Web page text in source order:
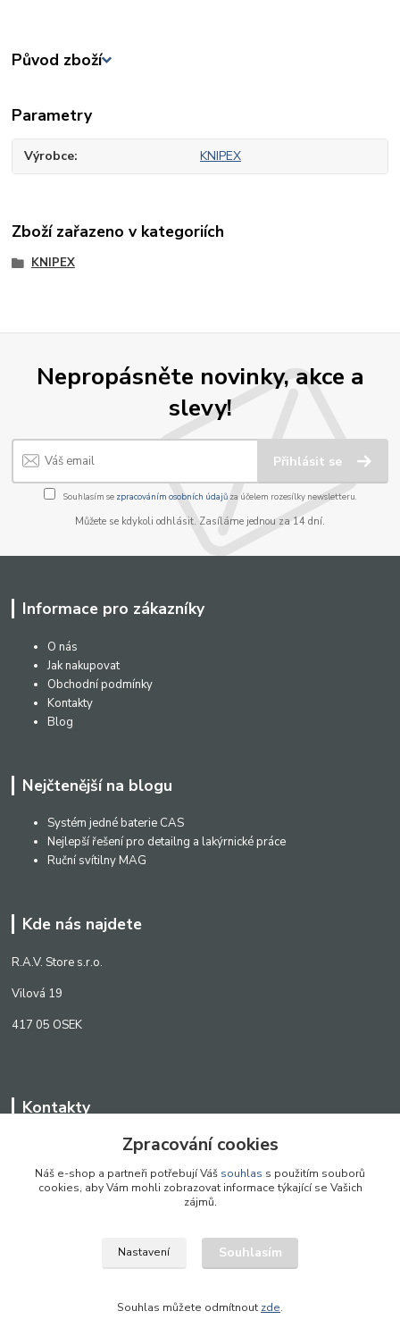
Původ zboží
Parametry
Výrobce KNIPEX
Zboží zařazeno v kategoriích
KNIPEX
Nepropásněte novinky, akce a
slevy!
Přihlásit se
Souhlasím se zpracováním osobních údajůza účelem rozesílky newsletteru.
Můžete se kdykoli odhlásit. Zasíláme jednou za 14 dní.
Informace pro zákazníky
O nás
Jak nakupovat
Obchodní podmínky
Kontakty
Blog
Nejčtenější na blogu
Systém jedné baterie CAS
Nejlepší řešení pro detailng a lakýrnické práce
Ruční svítilny MAG
Kde nás najdete
R.A.V. Store s.r.o.
Vilová 19
417 05 OSEK
Kontakty
+420 776 242 909
WWW.SCANLED.CZ 2022
Zpracování cookies
Náš e-shop a partneři potřebují Váš souhlas s použitím souborů
cookies, aby Vám mohli zobrazovat informace týkající se Vašich
zájmů.
Nastavení Souhlasím
Souhlas můžete odmítnout zde.